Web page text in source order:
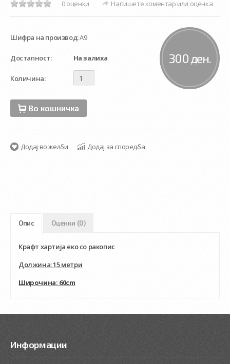
0 оценки Напишете коментар или оценка
300 ден.
Шифра на производ:А9
Достапност: На залиха
Количина:
Во кошничка
Додај во желби Додај за споредба
Опис Оценки (0)
Крафт хартија еко со ракопис
Должина: 15 метри
Широчина: 60cm
Информации